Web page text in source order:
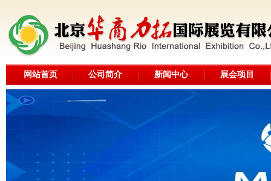
网站首页 公司简介 新闻中心 展会项目